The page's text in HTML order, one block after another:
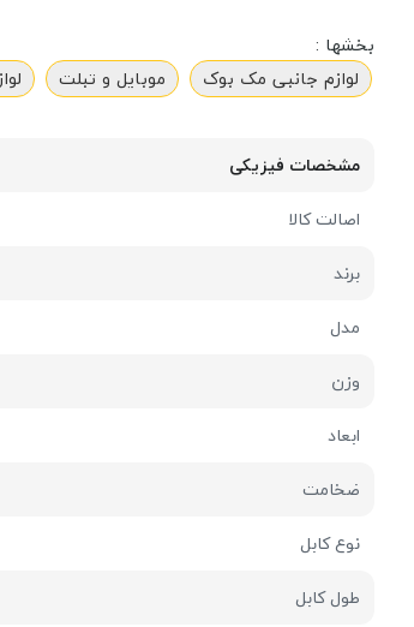
بخشها :
لوازم جانبی مک بوک
موبایل و تبلت
مشخصات فیزیکی
اصالت کالا
برند
مدل
وزن
ابعاد
ضخامت
نوع کابل
طول کابل